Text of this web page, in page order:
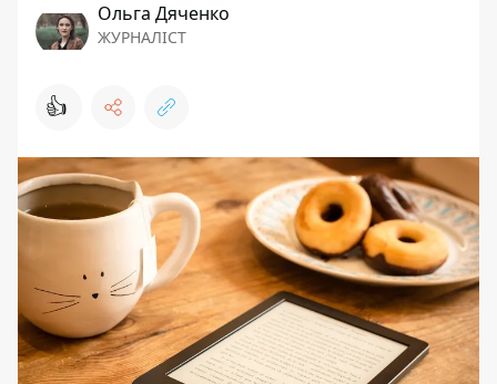
Ольга Дяченко
ЖУРНАЛІСТ
👍